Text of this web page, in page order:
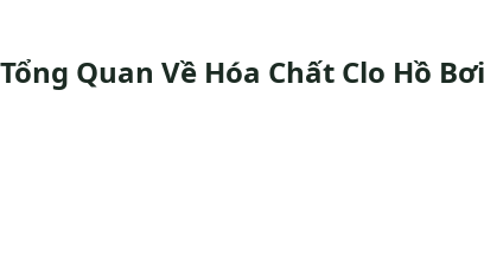
Tổng Quan Về Hóa Chất Clo Hồ Bơi